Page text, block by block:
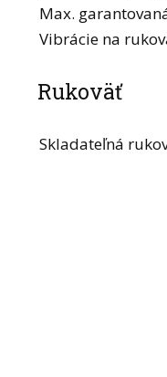
Max.
Vibrácie na
Rukoväť
Skladateľná